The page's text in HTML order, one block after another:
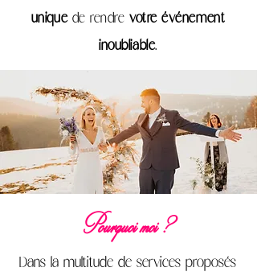
uniquede rendrevotre événement
inoubliable.
Pourquoi moi ?
Dans la multitude de services proposés